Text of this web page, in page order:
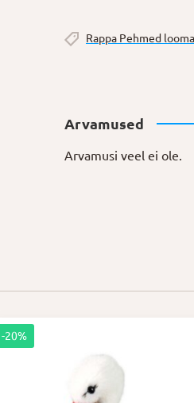
Rappa Pehmed
Arvamused
Arvamusi veel ei ole.
-20%